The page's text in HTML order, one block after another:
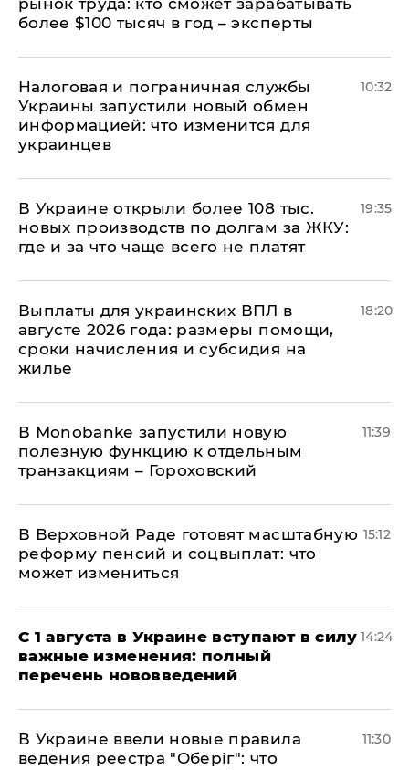
рынок труда: кто сможет зарабатывать
более $100 тысяч в год – эксперты
Налоговая и пограничная службы
Украины запустили новый обмен
информацией: что изменится для
украинцев
10:32
В Украине открыли более 108 тыс.
новых производств по долгам за ЖКУ:
где и за что чаще всего не платят
19:35
Выплаты для украинских ВПЛ в
августе 2026 года: размеры помощи,
сроки начисления и субсидия на
жилье
18:20
В Мonobankе запустили новую
полезную функцию к отдельным
транзакциям – Гороховский
11:39
В Верховной Раде готовят масштабную
реформу пенсий и соцвыплат: что
может измениться
15:12
С 1 августа в Украине вступают в силу
важные изменения: полный
перечень нововведений
14:24
В Украине ввели новые правила
ведения реестра "Оберіг": что
11:30